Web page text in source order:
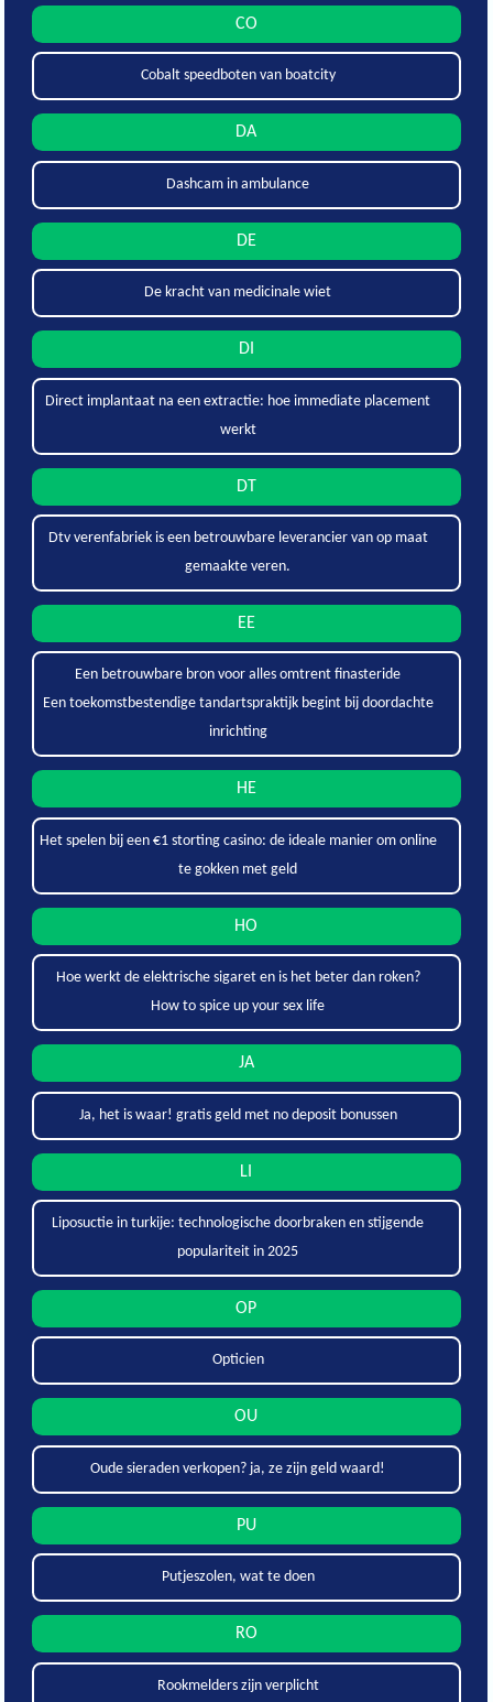
CO
Cobalt speedboten van boatcity
DA
Dashcam in ambulance
DE
De kracht van medicinale wiet
DI
Direct implantaat na een extractie: hoe immediate placement
werkt
DT
Dtv verenfabriek is een betrouwbare leverancier van op maat
gemaakte veren.
EE
Een betrouwbare bron voor alles omtrent finasteride
Een toekomstbestendige tandartspraktijk begint bij doordachte
inrichting
HE
Het spelen bij een €1 storting casino: de ideale manier om online
te gokken met geld
HO
Hoe werkt de elektrische sigaret en is het beter dan roken?
How to spice up your sex life
JA
Ja, het is waar! gratis geld met no deposit bonussen
LI
Liposuctie in turkije: technologische doorbraken en stijgende
populariteit in 2025
OP
Opticien
OU
Oude sieraden verkopen? ja, ze zijn geld waard!
PU
Putjeszolen, wat te doen
RO
Rookmelders zijn verplicht